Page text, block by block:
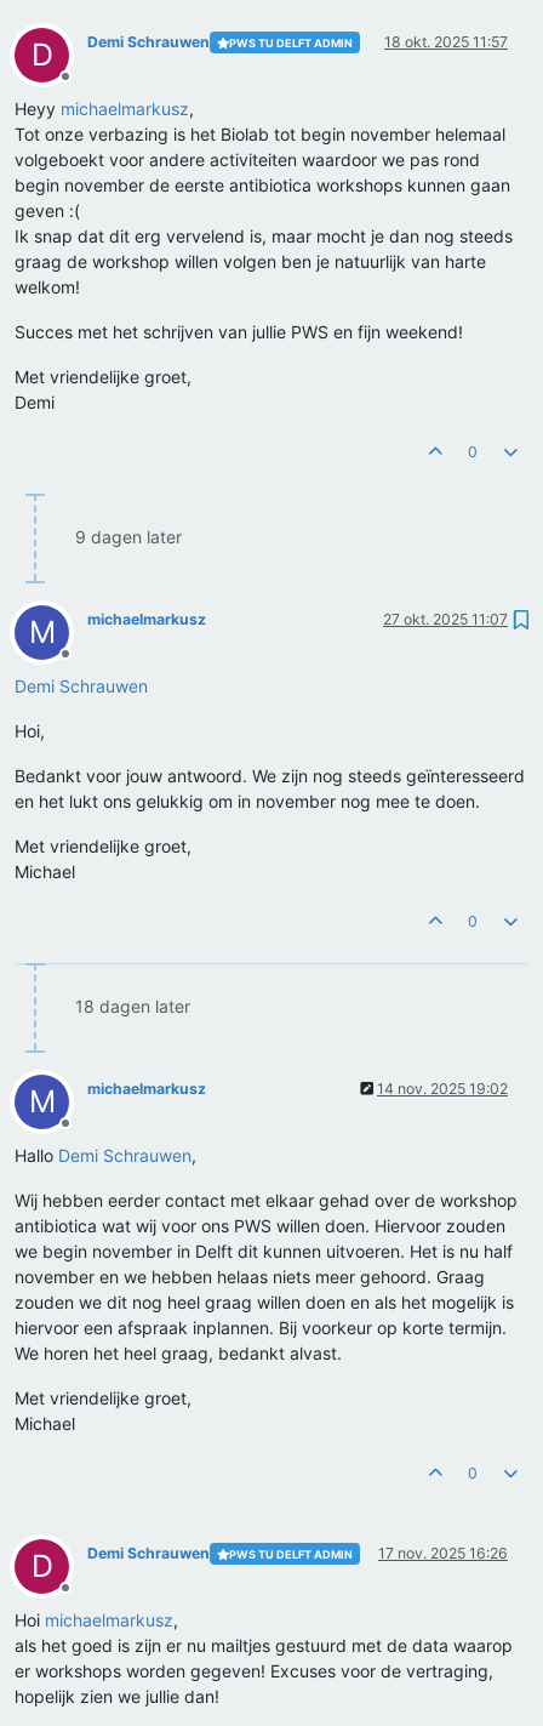
D
Offline
Demi Schrauwen PWS TU DELFT ADMIN 18 okt. 2025 11:57
Heyy michaelmarkusz,
Tot onze verbazing is het Biolab tot begin november helemaal
volgeboekt voor andere activiteiten waardoor we pas rond
begin november de eerste antibiotica workshops kunnen gaan
geven :(
Ik snap dat dit erg vervelend is, maar mocht je dan nog steeds
graag de workshop willen volgen ben je natuurlijk van harte
welkom!
Succes met het schrijven van jullie PWS en fijn weekend!
Met vriendelijke groet,
Demi
0
9 dagen later
M
Offline
michaelmarkusz 27 okt. 2025 11:07
Demi Schrauwen
Hoi,
Bedankt voor jouw antwoord. We zijn nog steeds geïnteresseerd
en het lukt ons gelukkig om in november nog mee te doen.
Met vriendelijke groet,
Michael
0
18 dagen later
M
Offline
michaelmarkusz 14 nov. 2025 19:02
Hallo Demi Schrauwen,
Wij hebben eerder contact met elkaar gehad over de workshop
antibiotica wat wij voor ons PWS willen doen. Hiervoor zouden
we begin november in Delft dit kunnen uitvoeren. Het is nu half
november en we hebben helaas niets meer gehoord. Graag
zouden we dit nog heel graag willen doen en als het mogelijk is
hiervoor een afspraak inplannen. Bij voorkeur op korte termijn.
We horen het heel graag, bedankt alvast.
Met vriendelijke groet,
Michael
0
D
Offline
Demi Schrauwen PWS TU DELFT ADMIN 17 nov. 2025 16:26
Hoi michaelmarkusz,
als het goed is zijn er nu mailtjes gestuurd met de data waarop
er workshops worden gegeven! Excuses voor de vertraging,
hopelijk zien we jullie dan!